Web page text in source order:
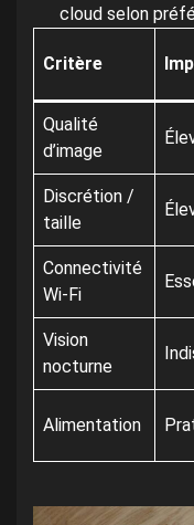
cloud selon
Critère
Qualité
d’image
Discrétion /
taille
Connectivité
Wi-Fi
Vision
nocturne
Alimentation